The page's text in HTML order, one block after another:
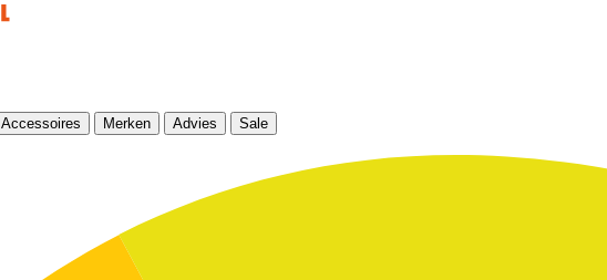
Accessoires Merken Advies Sale